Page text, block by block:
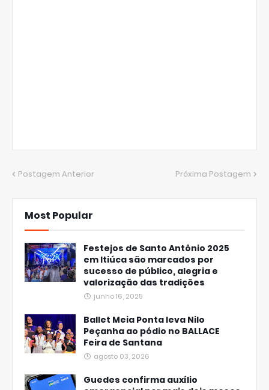
Postagem Anterior Próxima Postagem
Most Popular
Festejos de Santo Antônio 2025
em Itiúca são marcados por
sucesso de público, alegria e
valorização das tradições
junho 16, 2025
Ballet Meia Ponta leva Nilo
Peçanha ao pódio no BALLACE
Feira de Santana
agosto 03, 2026
Guedes confirma auxílio